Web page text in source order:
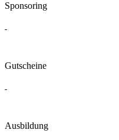
Sponsoring
Gutscheine
Ausbildung